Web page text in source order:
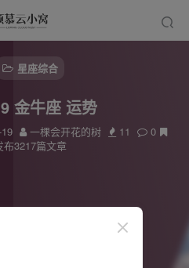
星座综合
金牛座 运势
一棵会开花的树 11
0
布3217篇文章